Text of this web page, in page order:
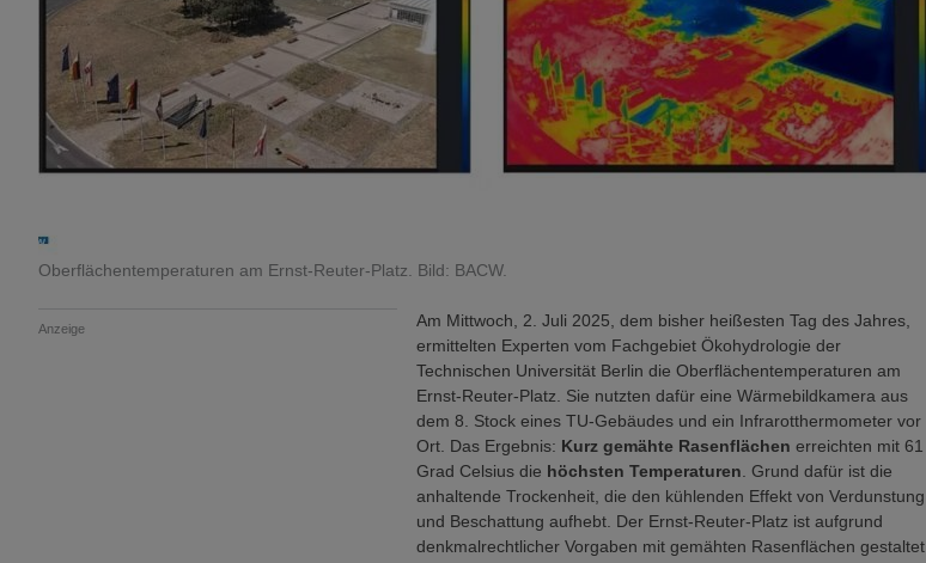
Oberflächentemperaturen am Ernst-Reuter-Platz. Bild: BACW.
Anzeige
Am Mittwoch, 2. Juli 2025, dem bisher heißesten Tag des Jahres,
ermittelten Experten vom Fachgebiet Ökohydrologie der
Technischen Universität Berlin die Oberflächentemperaturen am
Ernst-Reuter-Platz. Sie nutzten dafür eine Wärmebildkamera aus
dem 8. Stock eines TU-Gebäudes und ein Infrarotthermometer vor
Ort. Das Ergebnis: Kurz gemähte Rasenflächen erreichten mit 61
Grad Celsius die höchsten Temperaturen . Grund dafür ist die
anhaltende Trockenheit, die den kühlenden Effekt von Verdunstung
und Beschattung aufhebt. Der Ernst-Reuter-Platz ist aufgrund
denkmalrechtlicher Vorgaben mit gemähten Rasenflächen gestaltet.